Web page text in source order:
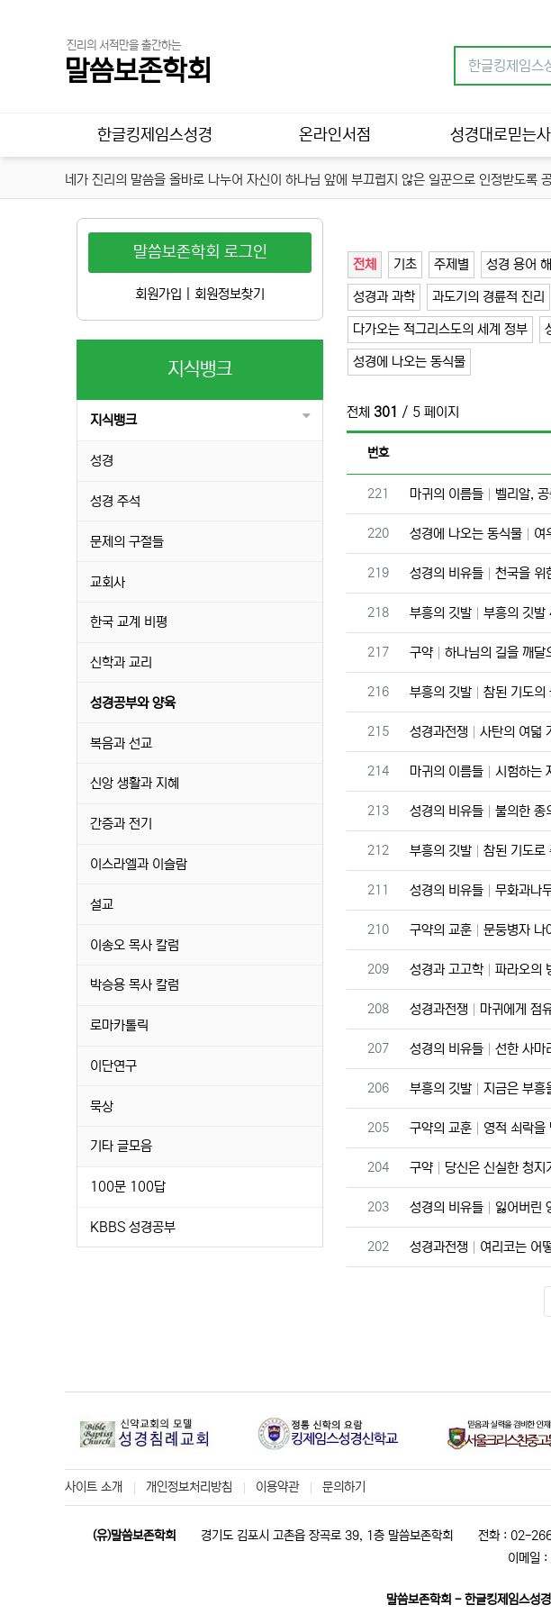
진리의 서적만을 출간하는
말씀보존학회
한글킹제임스성경 온라인서점 성경대로믿는
네가 진리의 말씀을 올바로 나누어 자신이 하나님 앞에 부끄럽지 않은 일꾼으로 인정받도록
전체 기초 주제별 성경 용어
성경과 과학 과도기의 경륜적 진리
다가오는 적그리스도의 세계 정부
성경에 나오는 동식물
전체 301 / 5 페이지
번호
번호
221 마귀의 이름들 벨리알,
번호
220 성경에 나오는 동식물 여
번호
219 성경의 비유들 천국을 위
번호
218 부흥의 깃발 부흥의 깃발
번호
217 구약 하나님의 길을 깨달
번호
216 부흥의 깃발 참된 기도의
번호
215 성경과전쟁 사탄의 여덟
번호
214 마귀의 이름들 시험하는
번호
213 성경의 비유들 불의한 종
번호
212 부흥의 깃발 참된 기도로
번호
211 성경의 비유들 무화과나
번호
210 구약의 교훈 문둥병자 나
번호
209 성경과 고고학 파라오의
번호
208 성경과전쟁 마귀에게 점
번호
207 성경의 비유들 선한 사마
번호
206 부흥의 깃발 지금은 부흥
번호
205 구약의 교훈 영적 쇠락을
번호
204 구약 당신은 신실한 청지
번호
203 성경의 비유들 잃어버린
번호
202 성경과전쟁 여리코는 어
말씀보존학회 로그인
회원가입 회원정보찾기
지식뱅크
지식뱅크
성경
성경 주석
문제의 구절들
교회사
한국 교계 비평
신학과 교리
성경공부와 양육
복음과 선교
신앙 생활과 지혜
간증과 전기
이스라엘과 이슬람
설교
이송오 목사 칼럼
박승용 목사 칼럼
로마카톨릭
이단연구
묵상
기타 글모음
100문 100답
KBBS 성경공부
사이트 소개 개인정보처리방침 이용약관 문의하기
(유)말씀보존학회 경기도 김포시 고촌읍 장곡로 39, 1층 말씀보존학회 전화 : 02-
이메일
말씀보존학회 - 한글킹제임스성